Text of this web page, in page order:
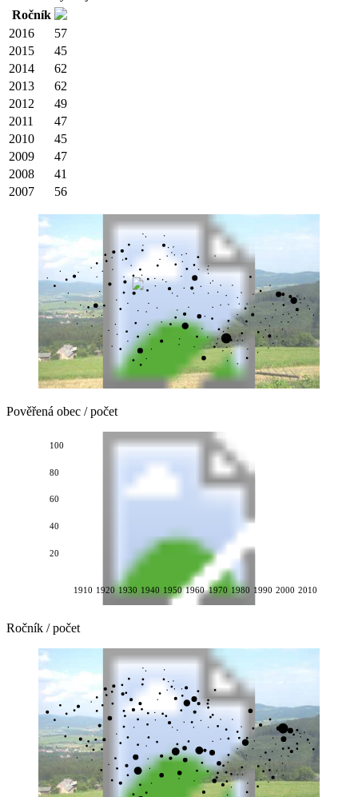
Ročník
2016
57
2015
45
2014
62
2013
62
2012
49
2011
47
2010
45
2009
47
2008
41
2007
56
Pověřená obec / počet
1910 1920 1930 1940 1950 1960 1970 1980 1990 2000 2010
20
40
60
80
100
Ročník / počet